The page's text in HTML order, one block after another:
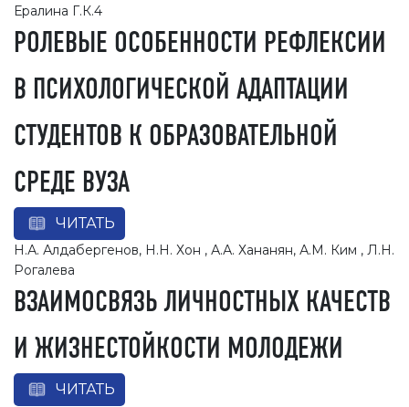
Ералина Г.К.4
РОЛЕВЫЕ ОСОБЕННОСТИ РЕФЛЕКСИИ
В ПСИХОЛОГИЧЕСКОЙ АДАПТАЦИИ
СТУДЕНТОВ К ОБРАЗОВАТЕЛЬНОЙ
СРЕДЕ ВУЗА
ЧИТАТЬ
Н.А. Алдабергенов, Н.Н. Хон , А.А. Хананян, А.М. Ким , Л.Н.
Рогалева
ВЗАИМОСВЯЗЬ ЛИЧНОСТНЫХ КАЧЕСТВ
И ЖИЗНЕСТОЙКОСТИ МОЛОДЕЖИ
ЧИТАТЬ